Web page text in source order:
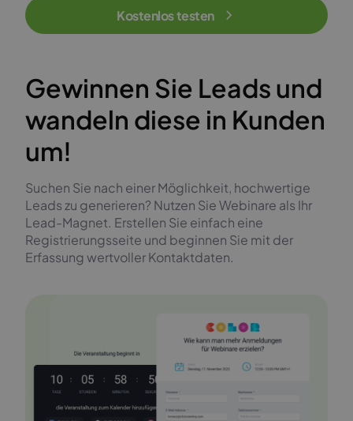
Kostenlos testen
Gewinnen Sie Leads und
wandeln diese in Kunden
um!
Suchen Sie nach einer Möglichkeit, hochwertige
Leads zu generieren? Nutzen Sie Webinare als Ihr
Lead-Magnet. Erstellen Sie einfach eine
Registrierungsseite und beginnen Sie mit der
Erfassung wertvoller Kontaktdaten.